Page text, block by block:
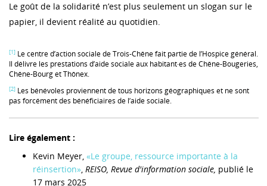
Le goût de la solidarité n’est plus seulement un slogan sur le
papier, il devient réalité au quotidien.
[1] Le centre d’action sociale de Trois-Chêne fait partie de l’Hospice général.
Il délivre les prestations d’aide sociale aux habitant·es de Chêne-Bougeries,
Chêne-Bourg et Thônex.
[2] Les bénévoles proviennent de tous horizons géographiques et ne sont
pas forcément des bénéficiaires de l’aide sociale.
Lire également :
Kevin Meyer, «Le groupe, ressource importante à la
réinsertion», REISO, Revue d'information sociale, publié le
17 mars 2025